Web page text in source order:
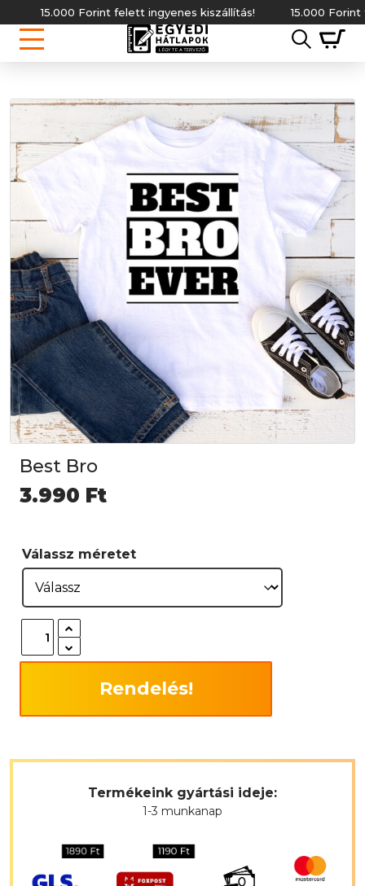
15.000 Forint felett ingyenes kiszállítás! 15.000 Forint
Best Bro
3.990 Ft
Válassz méretet
Rendelés!
Termékeink gyártási ideje:
1-3 munkanap